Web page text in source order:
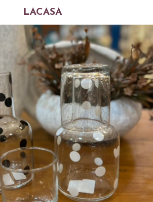
LACASA